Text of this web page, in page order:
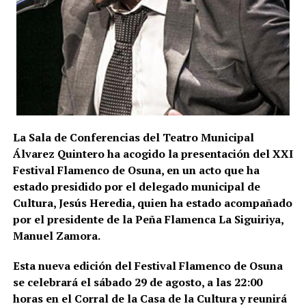
todavía podría aumentar a medida que se estudie la
documentación intervenida.
Registros en La Puebla de Cazalla
La conexión con La Puebla no es meramente
territorial. La fase operativa se desarrolló el pasado
registros en sociedades mercantiles situadas en La
Puebla de Cazalla, Valencia, Badajoz y Córdoba,
además del registro de un domicilio particular en La
Puebla de Cazalla. La información oficial no precisa,
al menos por ahora, cuántas de las nueve empresas
registradas se encontraban concretamente en el
municipio sevillano, por lo que no sería correcto
La operación se desarrolló bajo la dirección de la
Sección Civil y de Instrucción del Tribunal de
La Sala de Conferencias del Teatro Municipal
Álvarez Quintero ha acogido la presentación del XXI
Festival Flamenco de Osuna, en un acto que ha
estado presidido por el delegado municipal de
Cultura, Jesús Heredia, quien ha estado acompañado
por el presidente de la Peña Flamenca La Siguiriya,
Manuel Zamora.
Esta nueva edición del Festival Flamenco de Osuna
se celebrará el sábado 29 de agosto, a las 22:00
horas en el Corral de la Casa de la Cultura y reunirá